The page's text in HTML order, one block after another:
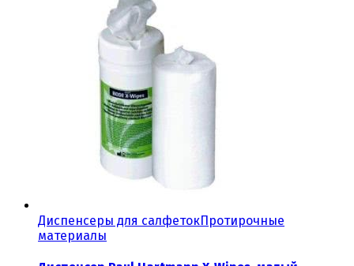
Диспенсеры для салфетокПротирочные
материалы